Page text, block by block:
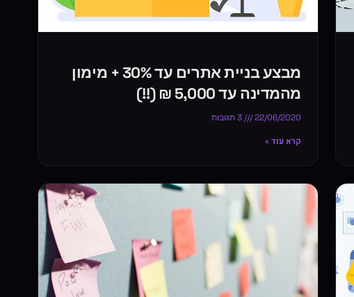
מבצע בניית אתרים עד 30% + מימון
מהמדינה עד 5,000 ₪ (!!)
22/06/2020
קרא עוד »